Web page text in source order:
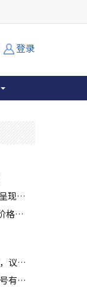
登录
【香港】市场观望氛围浓厚，EMMC部分价格呈现下滑趋势
【台湾地区】供应端对于Wafer仍保持信心，价格微幅上扬且惜售态度不变
【深圳】买家仅针对部分指定料号有探价动作，议价动作有所减少
【香港】买家问价动作减少，仅有部分指定料号有零星询单动作